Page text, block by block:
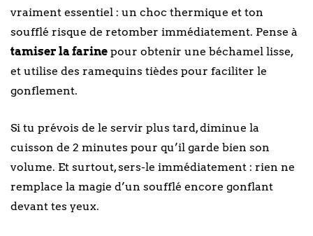
vraiment essentiel : un choc thermique et ton
soufflé risque de retomber immédiatement. Pense à
tamiser la farine pour obtenir une béchamel lisse,
et utilise des ramequins tièdes pour faciliter le
gonflement.
Si tu prévois de le servir plus tard, diminue la
cuisson de 2 minutes pour qu’il garde bien son
volume. Et surtout, sers-le immédiatement : rien ne
remplace la magie d’un soufflé encore gonflant
devant tes yeux.